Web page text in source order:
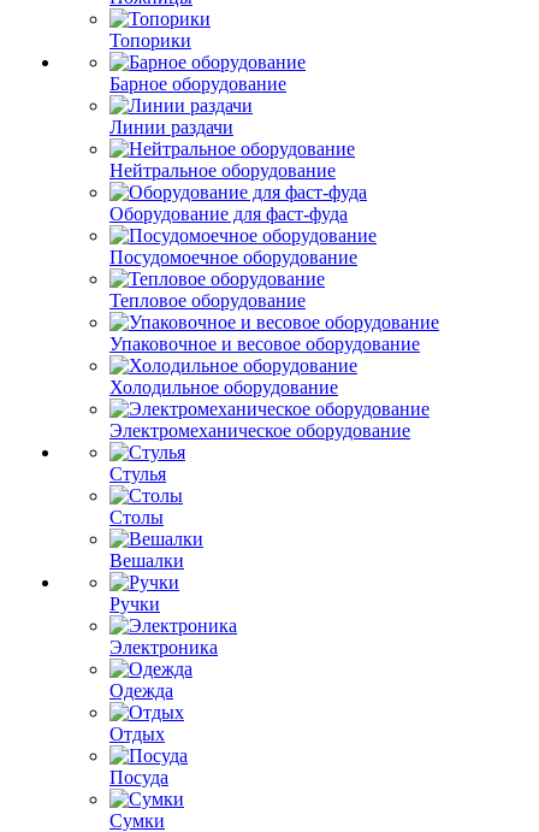
Топорики
Барное оборудование
Линии раздачи
Нейтральное оборудование
Оборудование для фаст-фуда
Посудомоечное оборудование
Тепловое оборудование
Упаковочное и весовое оборудование
Холодильное оборудование
Электромеханическое оборудование
Стулья
Столы
Вешалки
Ручки
Электроника
Одежда
Отдых
Посуда
Сумки